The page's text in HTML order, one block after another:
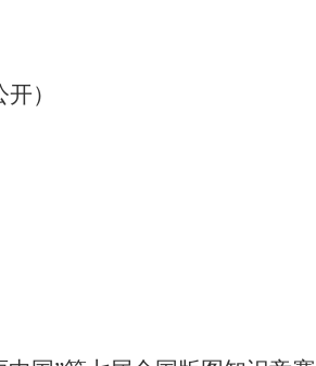
西省自
开）